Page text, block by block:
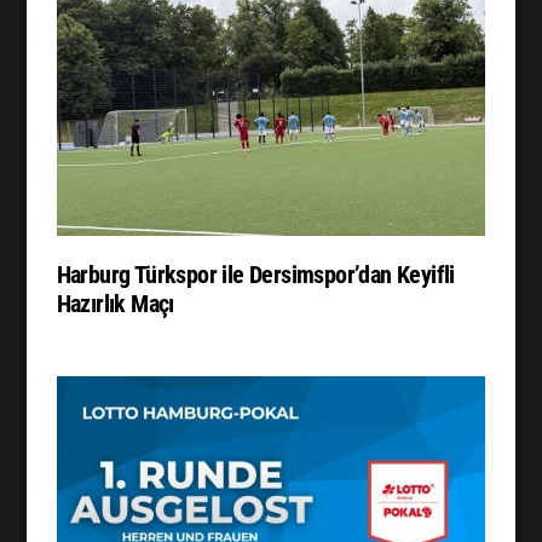
Harburg Türkspor ile Dersimspor’dan Keyifli
Hazırlık Maçı